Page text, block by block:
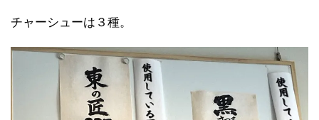
チャーシューは３種。